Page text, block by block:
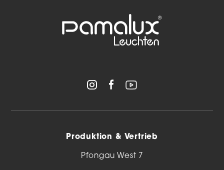
Produktion & Vertrieb
Pfongau West 7